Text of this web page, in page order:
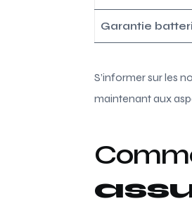
Garantie
S’informer sur les
maintenant aux